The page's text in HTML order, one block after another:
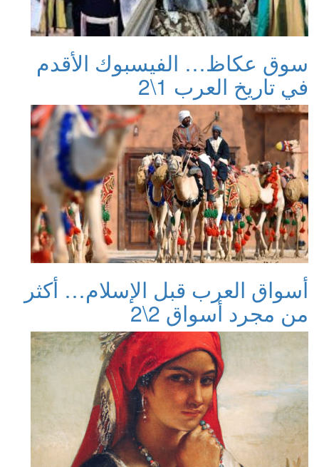
سوق عكاظ… الفيسبوك الأقدم
في تاريخ العرب 1\2
أسواق العرب قبل الإسلام… أكثر
من مجرد أسواق 2\2